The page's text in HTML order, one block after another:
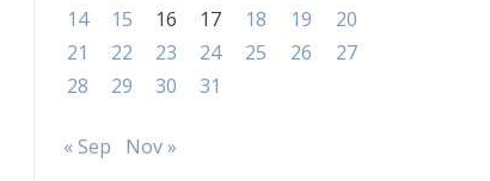
14
15 16 17 18 19
20
21
22 23 24 25 26
27
28
29 30 31
« Sep Nov »